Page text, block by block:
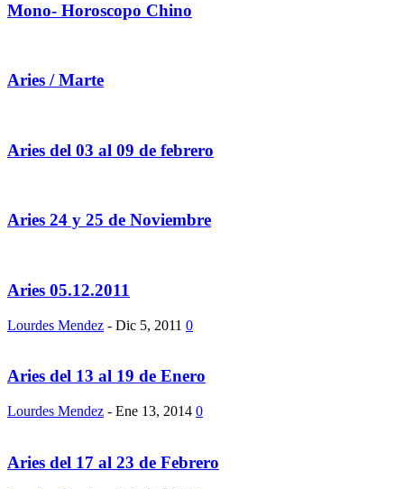
Mono- Horoscopo Chino
Aries / Marte
Aries del 03 al 09 de febrero
Aries 24 y 25 de Noviembre
Aries 05.12.2011
Lourdes Mendez - Dic 5, 2011 0
Aries del 13 al 19 de Enero
Lourdes Mendez - Ene 13, 2014 0
Aries del 17 al 23 de Febrero